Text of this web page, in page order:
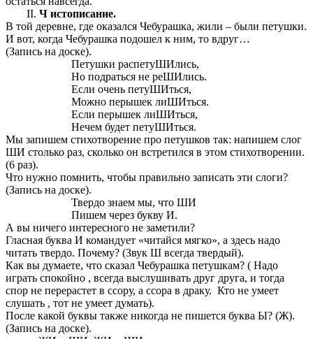
Ч истописание.
В той деревне, где оказался Чебурашка, жили – были петушки.
И вот, когда Чебурашка подошел к ним, то вдруг…
(Запись на доске).
Петушки распетуШИлись,
Но подраться не реШИлись.
Если очень петуШИться,
Можно перышек лиШИться.
Если перышек лиШИться,
Нечем будет петуШИться.
Мы запишем стихотворение про петушков так: напишем слог
ШИ столько раз, сколько он встретился в этом стихотворении.
(6 раз).
Что нужно помнить, чтобы правильно записать эти слоги?
(Запись на доске).
Твердо знаем мы, что ШИ
Пишем через букву И.
А вы ничего интересного не заметили?
Гласная буква И командует «читайся мягко», а здесь надо
читать твердо. Почему? (Звук Ш всегда твердый).
Как вы думаете, что сказал Чебурашка петушкам? ( Надо
играть спокойно , всегда выслушивать друг друга, и тогда
спор не перерастет в ссору, а ссора в драку. Кто не умеет
слушать , тот не умеет думать).
После какой буквы также никогда не пишется буква Ы? (Ж).
(Запись на доске).